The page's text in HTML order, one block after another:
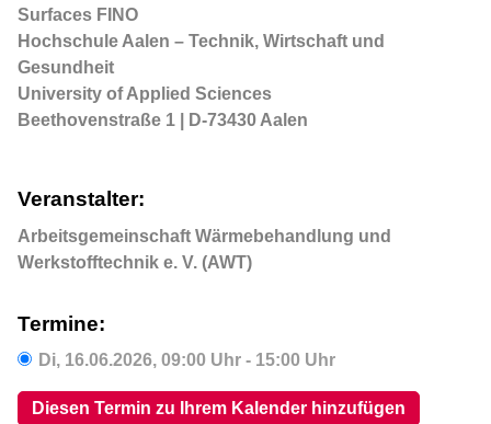
Surfaces FINO
Hochschule Aalen – Technik, Wirtschaft und
Gesundheit
University of Applied Sciences
Beethovenstraße 1 | D-73430 Aalen
Veranstalter:
Arbeitsgemeinschaft Wärmebehandlung und
Werkstofftechnik e. V. (AWT)
Termine:
Di, 16.06.2026, 09:00 Uhr - 15:00 Uhr
Diesen Termin zu Ihrem Kalender hinzufügen